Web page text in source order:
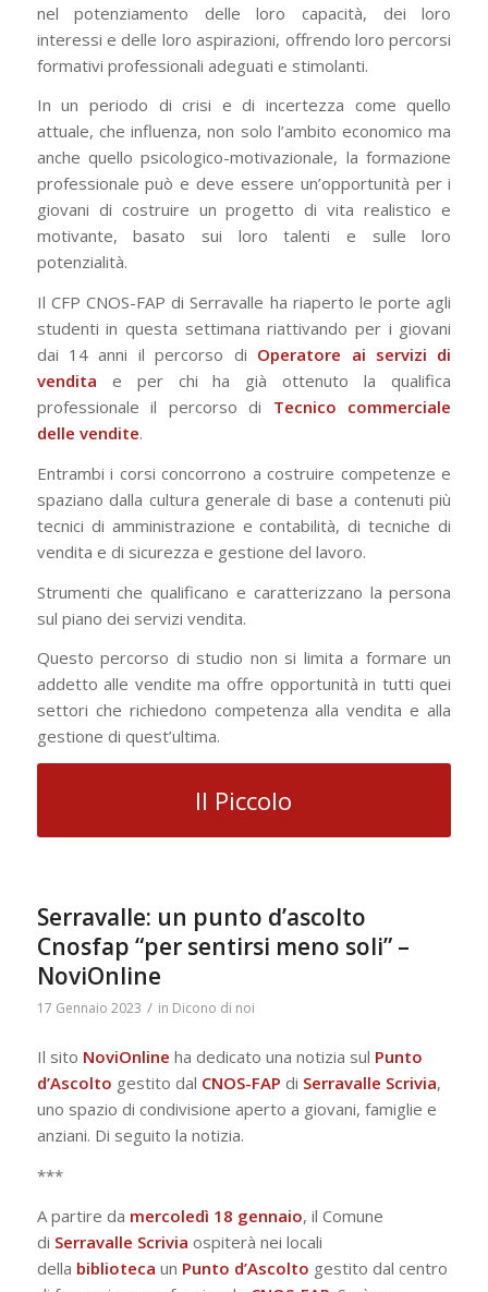
nel potenziamento delle loro capacità, dei loro
interessi e delle loro aspirazioni, offrendo loro percorsi
formativi professionali adeguati e stimolanti.
In un periodo di crisi e di incertezza come quello
attuale, che influenza, non solo l’ambito economico ma
anche quello psicologico-motivazionale, la formazione
professionale può e deve essere un’opportunità per i
giovani di costruire un progetto di vita realistico e
motivante, basato sui loro talenti e sulle loro
potenzialità.
Il CFP CNOS-FAP di Serravalle ha riaperto le porte agli
studenti in questa settimana riattivando per i giovani
dai 14 anni il percorso di Operatore ai servizi di
vendita e per chi ha già ottenuto la qualifica
professionale il percorso di Tecnico commerciale
delle vendite.
Entrambi i corsi concorrono a costruire competenze e
spaziano dalla cultura generale di base a contenuti più
tecnici di amministrazione e contabilità, di tecniche di
vendita e di sicurezza e gestione del lavoro.
Strumenti che qualificano e caratterizzano la persona
sul piano dei servizi vendita.
Questo percorso di studio non si limita a formare un
addetto alle vendite ma offre opportunità in tutti quei
settori che richiedono competenza alla vendita e alla
gestione di quest’ultima.
Il Piccolo
Serravalle: un punto d’ascolto
Cnosfap “per sentirsi meno soli” –
NoviOnline
17 Gennaio 2023 / in Dicono di noi
Il sito NoviOnline ha dedicato una notizia sul Punto
d’Ascolto gestito dal CNOS-FAP di Serravalle Scrivia,
uno spazio di condivisione aperto a giovani, famiglie e
anziani. Di seguito la notizia.
***
A partire da mercoledì 18 gennaio, il Comune
di Serravalle Scrivia ospiterà nei locali
della biblioteca un Punto d’Ascolto gestito dal centro